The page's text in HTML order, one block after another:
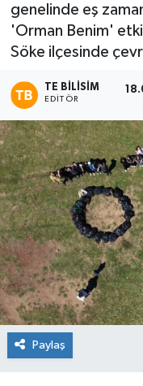
genelinde eş
'Orman Benim'
Söke ilçesinde
TE BILISIM
EDITÖR
Paylaş
Haber Arşivi